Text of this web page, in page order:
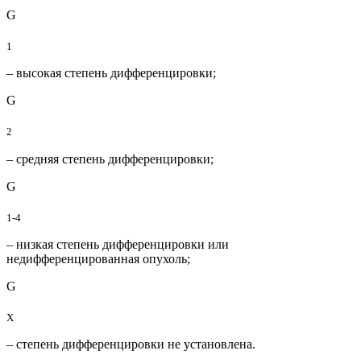
G
1
– высокая степень дифференцировки;
G
2
– средняя степень дифференцировки;
G
1-4
– низкая степень дифференцировки или
недифференцированная опухоль;
G
X
– степень дифференцировки не установлена.